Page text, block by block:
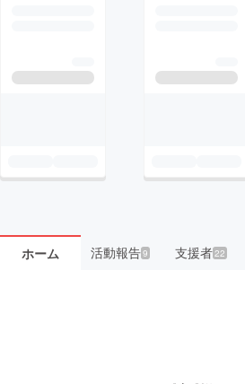
ホーム 活動報告9 支援者22